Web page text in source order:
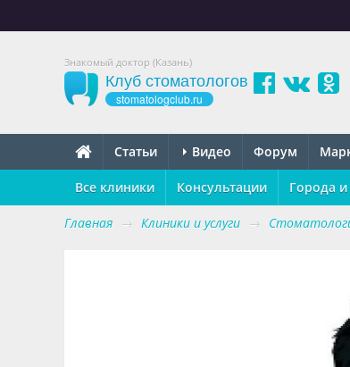
Знакомый доктор (Казань)
Клуб стоматологов
stomatologclub.ru
Статьи Видео Форум
Все клиники Консультации Города
Главная → Клиники и услуги →